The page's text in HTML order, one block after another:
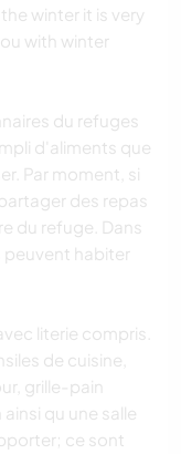
winter it is very
with winter
du refuges
d'aliments que
Par moment, si
des repas
du refuge. Dans
peuvent habiter
literie compris.
de cuisine,
grille-pain
qu une salle
ce sont